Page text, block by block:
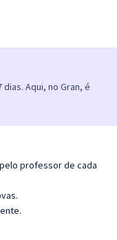
Aqui, no Gran, é
professor de cada